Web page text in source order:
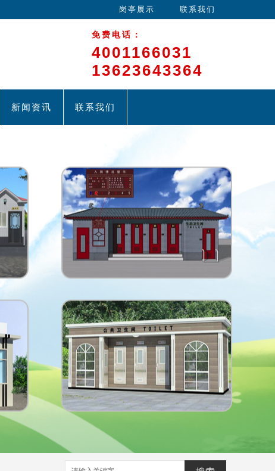
岗亭展示 联系我们
免费电话：
4001166031
13623643364
新闻资讯 联系我们